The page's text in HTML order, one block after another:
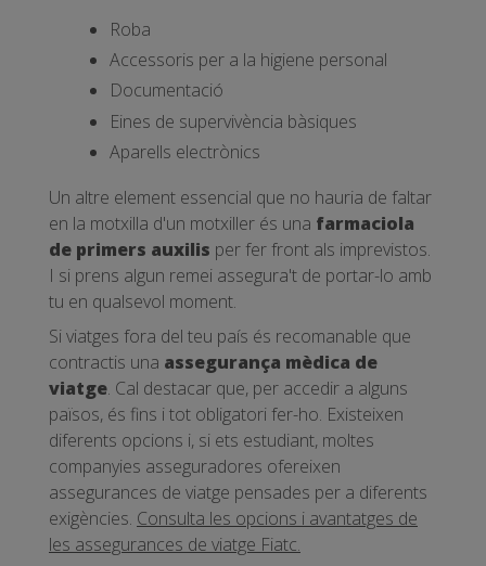
Roba
Accessoris per a la higiene personal
Documentació
Eines de supervivència bàsiques
Aparells electrònics
Un altre element essencial que no hauria de faltar
en la motxilla d'un motxiller és una farmaciola
de primers auxilis per fer front als imprevistos.
I si prens algun remei assegura't de portar-lo amb
tu en qualsevol moment.
Si viatges fora del teu país és recomanable que
contractis una assegurança mèdica de
viatge. Cal destacar que, per accedir a alguns
països, és fins i tot obligatori fer-ho. Existeixen
diferents opcions i, si ets estudiant, moltes
companyies asseguradores ofereixen
assegurances de viatge pensades per a diferents
exigències. Consulta les opcions i avantatges de
les assegurances de viatge Fiatc.